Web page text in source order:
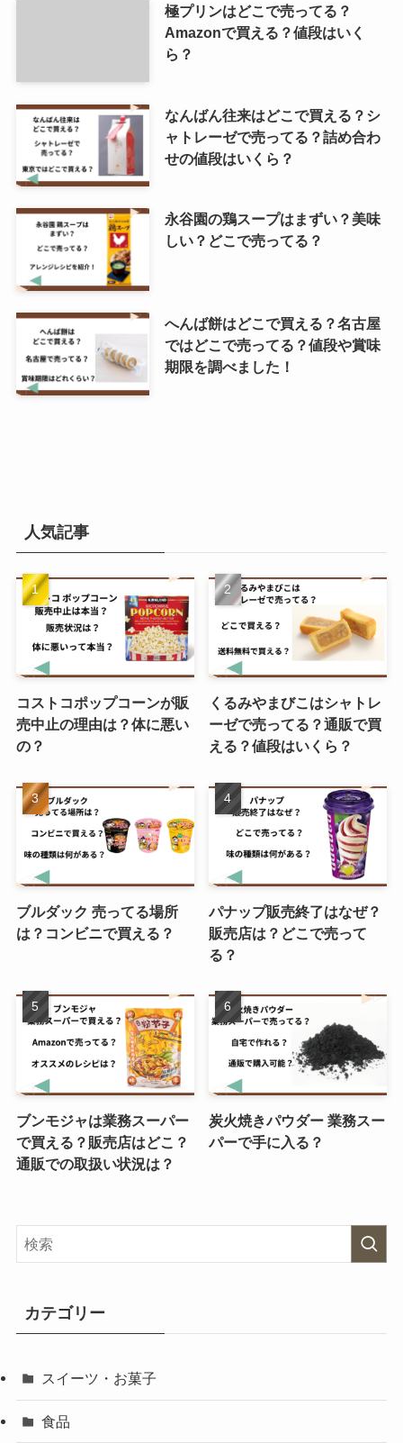
極プリンはどこで売ってる？
Amazonで買える？値段はいく
ら？
なんばん往来はどこで買える？シ
ャトレーゼで売ってる？詰め合わ
せの値段はいくら？
永谷園の鶏スープはまずい？美味
しい？どこで売ってる？
へんば餅はどこで買える？名古屋
ではどこで売ってる？値段や賞味
期限を調べました！
人気記事
コストコポップコーンが販
売中止の理由は？体に悪い
の？
くるみやまびこはシャトレ
ーゼで売ってる？通販で買
える？値段はいくら？
ブルダック 売ってる場所
は？コンビニで買える？
パナップ販売終了はなぜ？
販売店は？どこで売って
る？
ブンモジャは業務スーパー
で買える？販売店はどこ？
通販での取扱い状況は？
炭火焼きパウダー 業務スー
パーで手に入る？
カテゴリー
スイーツ・お菓子
食品